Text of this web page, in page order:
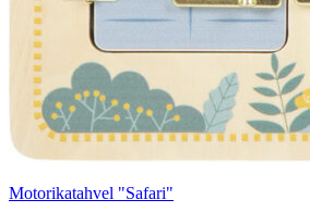
Motorikatahvel "Safari"